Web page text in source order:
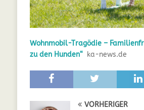
[ Juli 5, 2025 ]
[ Juli 5, 2025 ]
Online
[ September 29,
Wohnmobil-Tragödie –
zu den Hunden“ ka-news.de
VORHERIGER